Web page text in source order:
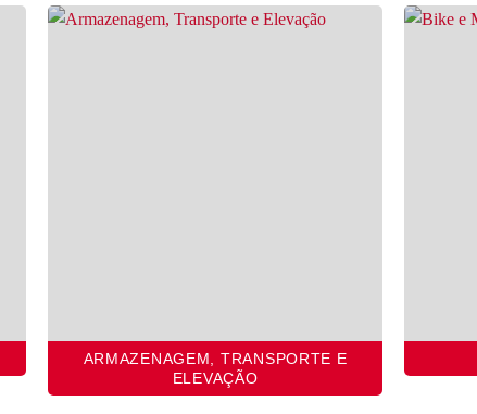
ARMAZENAGEM, TRANSPORTE E
ELEVAÇÃO